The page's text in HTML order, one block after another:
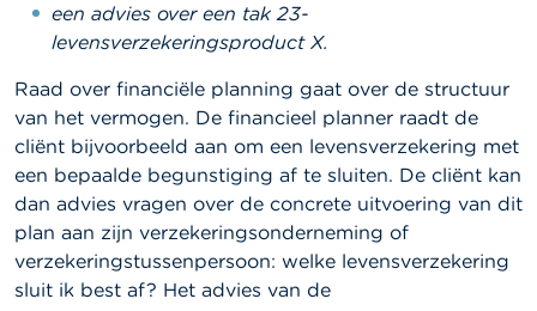
een advies over een tak 23-
levensverzekeringsproduct X.
Raad over financiële planning gaat over de structuur
van het vermogen. De financieel planner raadt de
cliënt bijvoorbeeld aan om een levensverzekering met
een bepaalde begunstiging af te sluiten. De cliënt kan
dan advies vragen over de concrete uitvoering van dit
plan aan zijn verzekeringsonderneming of
verzekeringstussenpersoon: welke levensverzekering
sluit ik best af? Het advies van de